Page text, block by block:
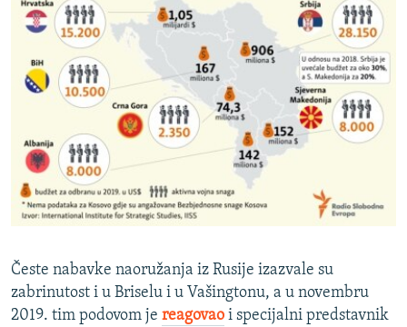
Česte nabavke naoružanja iz Rusije izazvale su
zabrinutost i u Briselu i u Vašingtonu, a u novembru
2019. tim podovom je reagovao i specijalni predstavnik